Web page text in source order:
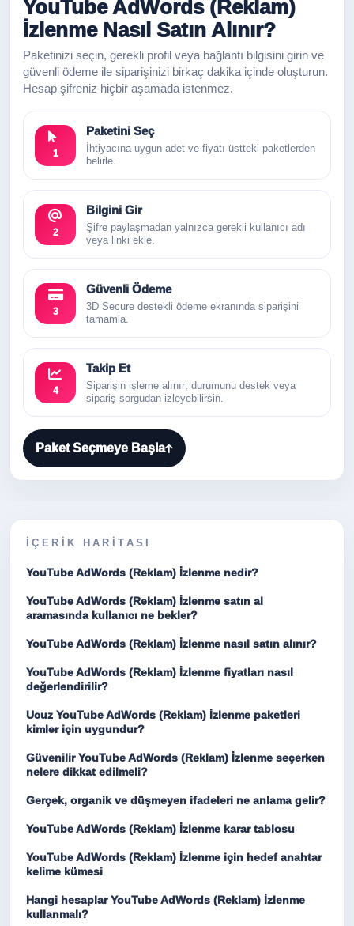
YouTube AdWords (Reklam)
İzlenme Nasıl Satın Alınır?
Paketinizi seçin, gerekli profil veya bağlantı bilgisini girin ve
güvenli ödeme ile siparişinizi birkaç dakika içinde oluşturun.
Hesap şifreniz hiçbir aşamada istenmez.
1
Paketini Seç
İhtiyacına uygun adet ve fiyatı üstteki paketlerden
belirle.
2
Bilgini Gir
Şifre paylaşmadan yalnızca gerekli kullanıcı adı
veya linki ekle.
3
Güvenli Ödeme
3D Secure destekli ödeme ekranında siparişini
tamamla.
4
Takip Et
Siparişin işleme alınır; durumunu destek veya
sipariş sorgudan izleyebilirsin.
Paket Seçmeye Başla
İÇERIK HARITASI
YouTube AdWords (Reklam) İzlenme nedir?
YouTube AdWords (Reklam) İzlenme satın al
aramasında kullanıcı ne bekler?
YouTube AdWords (Reklam) İzlenme nasıl satın alınır?
YouTube AdWords (Reklam) İzlenme fiyatları nasıl
değerlendirilir?
Ucuz YouTube AdWords (Reklam) İzlenme paketleri
kimler için uygundur?
Güvenilir YouTube AdWords (Reklam) İzlenme seçerken
nelere dikkat edilmeli?
Gerçek, organik ve düşmeyen ifadeleri ne anlama gelir?
YouTube AdWords (Reklam) İzlenme karar tablosu
YouTube AdWords (Reklam) İzlenme için hedef anahtar
kelime kümesi
Hangi hesaplar YouTube AdWords (Reklam) İzlenme
kullanmalı?